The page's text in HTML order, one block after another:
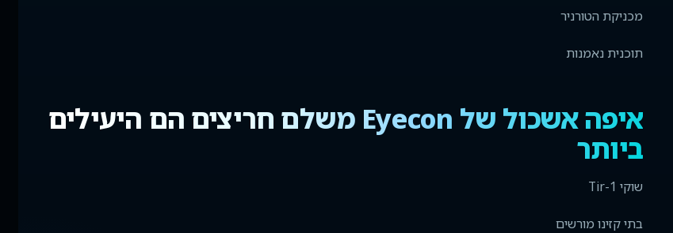
מכניקת הטורניר
תוכנית נאמנות
איפה אשכול של Eyecon משלם חריצים הם היעילים
ביותר
שוקי Tir-1
בתי קזינו מורשים